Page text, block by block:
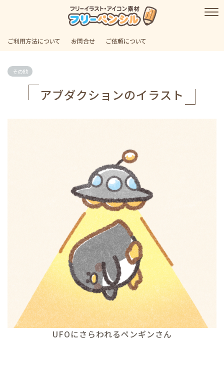
ご利用方法について お問合せ ご依頼について
その他
アブダクションのイラスト
UFOにさらわれるペンギンさん